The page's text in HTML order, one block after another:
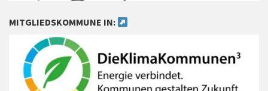
MITGLIEDSKOMMUNE IN: